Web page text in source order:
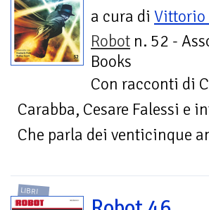
a cura di Vittorio
Robot n. 52 -
Books
Con racconti di
Carabba, Cesare Falessi e
Che parla dei venticinque
LIBRI